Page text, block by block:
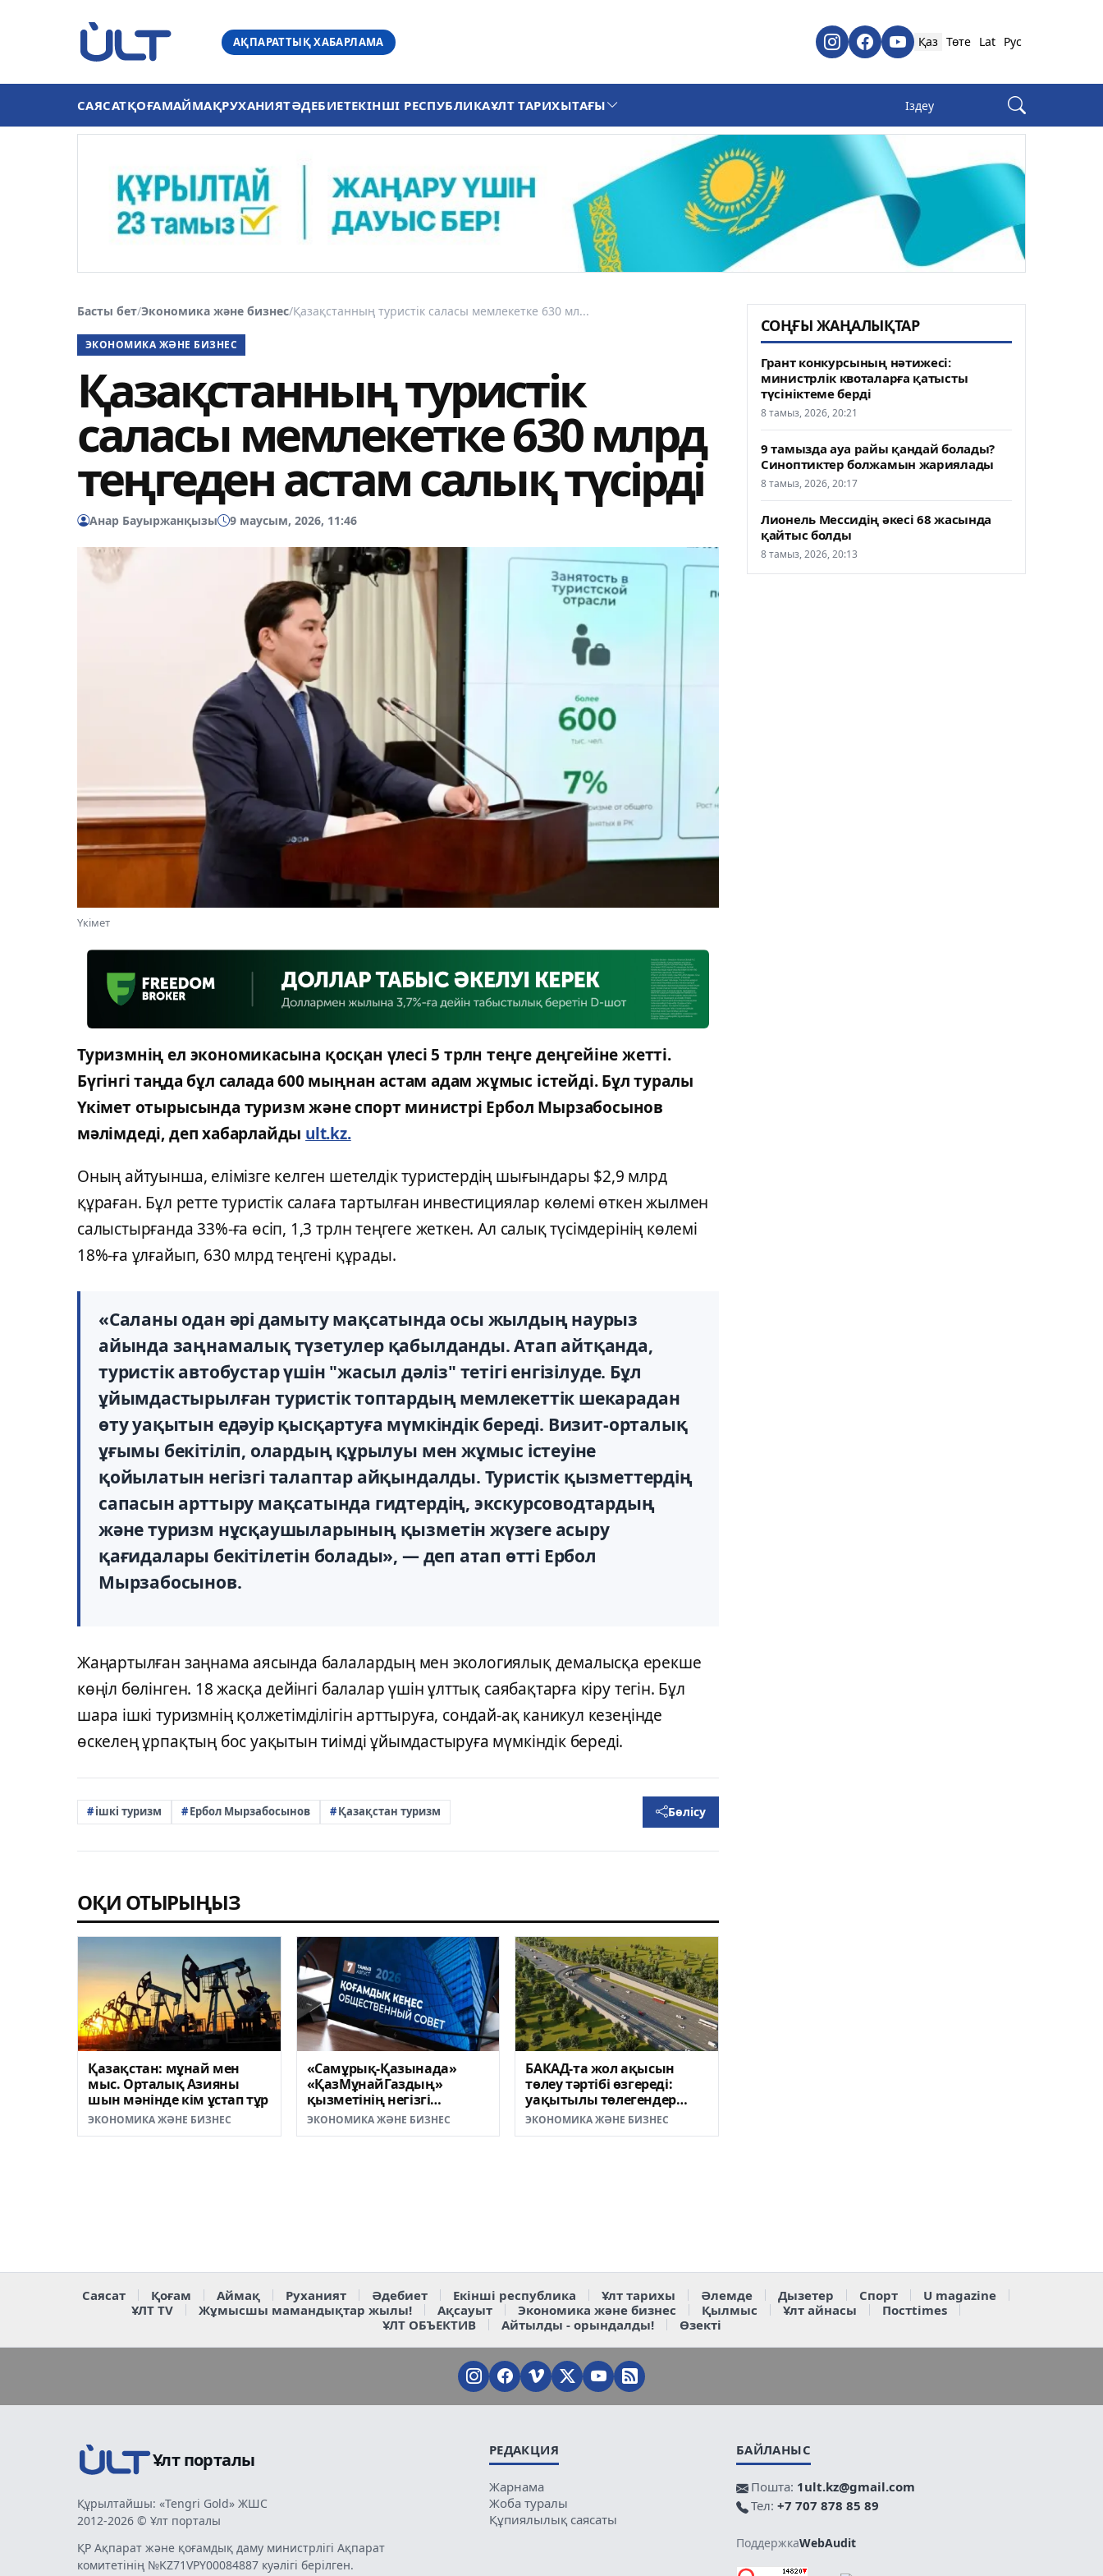
АҚПАРАТТЫҚ ХАБАРЛАМА Қаз Төте Lat Рус
САЯСАТҚОҒАМАЙМАҚРУХАНИЯТӘДЕБИЕТЕКІНШІ РЕСПУБЛИКАҰЛТ ТАРИХЫТАҒЫ
Басты бет/Экономика және бизнес/Қазақстанның туристік саласы мемлекетке 630 мл...
ЭКОНОМИКА ЖӘНЕ БИЗНЕС
Қазақстанның туристік
саласы мемлекетке 630 млрд
теңгеден астам салық түсірді
Анар Бауыржанқызы 9 маусым, 2026, 11:46
Үкімет
Туризмнің ел экономикасына қосқан үлесі 5 трлн теңге деңгейіне жетті.
Бүгінгі таңда бұл салада 600 мыңнан астам адам жұмыс істейді. Бұл туралы
Үкімет отырысында туризм және спорт министрі Ербол Мырзабосынов
мәлімдеді, деп хабарлайды ult.kz.
Оның айтуынша, елімізге келген шетелдік туристердің шығындары $2,9 млрд
құраған. Бұл ретте туристік салаға тартылған инвестициялар көлемі өткен жылмен
салыстырғанда 33%-ға өсіп, 1,3 трлн теңгеге жеткен. Ал салық түсімдерінің көлемі
18%-ға ұлғайып, 630 млрд теңгені құрады.
«Саланы одан әрі дамыту мақсатында осы жылдың наурыз
айында заңнамалық түзетулер қабылданды. Атап айтқанда,
туристік автобустар үшін "жасыл дәліз" тетігі енгізілуде. Бұл
ұйымдастырылған туристік топтардың мемлекеттік шекарадан
өту уақытын едәуір қысқартуға мүмкіндік береді. Визит-орталық
ұғымы бекітіліп, олардың құрылуы мен жұмыс істеуіне
қойылатын негізгі талаптар айқындалды. Туристік қызметтердің
сапасын арттыру мақсатында гидтердің, экскурсоводтардың
және туризм нұсқаушыларының қызметін жүзеге асыру
қағидалары бекітілетін болады», — деп атап өтті Ербол
Мырзабосынов.
Жаңартылған заңнама аясында балалардың мен экологиялық демалысқа ерекше
көңіл бөлінген. 18 жасқа дейінгі балалар үшін ұлттық саябақтарға кіру тегін. Бұл
шара ішкі туризмнің қолжетімділігін арттыруға, сондай-ақ каникул кезеңінде
өскелең ұрпақтың бос уақытын тиімді ұйымдастыруға мүмкіндік береді.
ішкі туризм Ербол Мырзабосынов Қазақстан туризм Бөлісу
ОҚИ ОТЫРЫҢЫЗ
Қазақстан: мұнай мен
мыс. Орталық Азияны
шын мәнінде кім ұстап тұр
ЭКОНОМИКА ЖӘНЕ БИЗНЕС
«Самұрық-Қазынада»
«ҚазМұнайГаздың»
қызметінің негізгі
бағыттары талқыланды
ЭКОНОМИКА ЖӘНЕ БИЗНЕС
БАКАД-та жол ақысын
төлеу тәртібі өзгереді:
уақытылы төлегендер
үшін тариф бұрынғыдай
ЭКОНОМИКА ЖӘНЕ БИЗНЕС
СОҢҒЫ ЖАҢАЛЫҚТАР
Грант конкурсының нәтижесі:
министрлік квоталарға қатысты
түсініктеме берді
8 тамыз, 2026, 20:21
9 тамызда ауа райы қандай болады?
Синоптиктер болжамын жариялады
8 тамыз, 2026, 20:17
Лионель Мессидің әкесі 68 жасында
қайтыс болды
8 тамыз, 2026, 20:13
Саясат Қоғам Аймақ Руханият Әдебиет Екінші республика Ұлт тарихы Әлемде Дызетер Спорт
U magazine
ҰЛТ TV
Жұмысшы мамандықтар жылы! Ақсауыт Экономика және бизнес Қылмыс Ұлт айнасы
Постtimes
ҰЛТ ОБЪЕКТИВ
Айтылды - орындалды! Өзекті
Ұлт порталы
Құрылтайшы: «Tengri Gold» ЖШС
2012-2026 © Ұлт порталы
ҚР Ақпарат және қоғамдық даму министрлігі Ақпарат
комитетінің №KZ71VPY00084887 куәлігі берілген.
РЕДАКЦИЯ
Жарнама
Жоба туралы
Құпиялылық саясаты
БАЙЛАНЫС
Пошта: 1ult.kz@gmail.com
Тел: +7 707 878 85 89
ПоддержкаWebAudit